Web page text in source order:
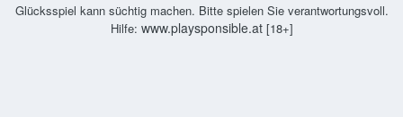
Glücksspiel kann süchtig machen. Bitte spielen Sie verantwortungsvoll.
Hilfe: www.playsponsible.at[18+]